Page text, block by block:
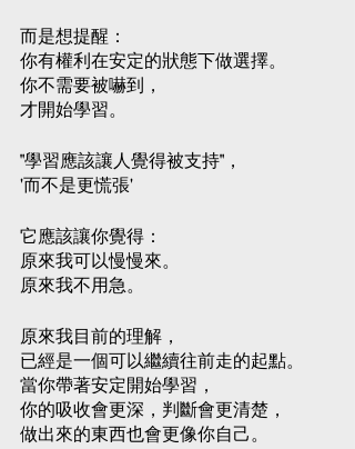
而是想提醒：
你有權利在安定的狀態下做選擇。
你不需要被嚇到，
才開始學習。
"學習應該讓人覺得被支持"，
'而不是更慌張'
它應該讓你覺得：
原來我可以慢慢來。
原來我不用急。
原來我目前的理解，
已經是一個可以繼續往前走的起點。
當你帶著安定開始學習，
你的吸收會更深，判斷會更清楚，
做出來的東西也會更像你自己。